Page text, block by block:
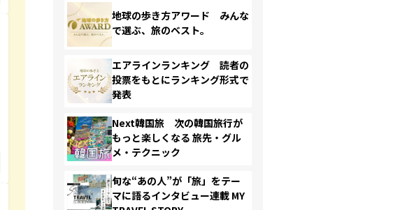
地球の歩き方アワード みんな
で選ぶ、旅のベスト。
エアラインランキング 読者の
投票をもとにランキング形式で
発表
Next韓国旅 次の韓国旅行が
もっと楽しくなる 旅先・グル
メ・テクニック
旬な“あの人”が「旅」をテー
マに語るインタビュー連載 MY